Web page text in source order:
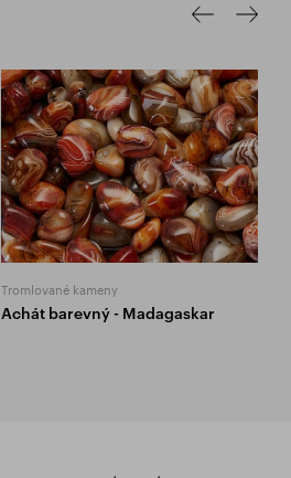
Tromlované kameny
Achát barevný - Madagaskar